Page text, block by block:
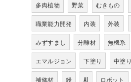
多肉植物 野菜 むきもの
職業能力開発 内装 外装
みずすまし 分離材 無機系
エマルジョン 下塗り 中塗り
補修材 鏝 AI ロボット